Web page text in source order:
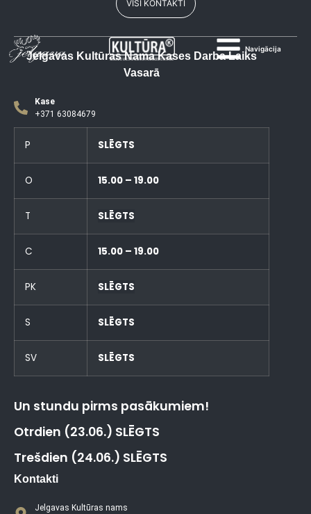
Navigācija
VISI KONTAKTI
Jelgavas Kultūras Nama Kases Darba Laiks
Vasarā
Kase
+371 63084679
P SLĒGTS
O 15.00 – 19.00
T SLĒGTS
C 15.00 – 19.00
PK SLĒGTS
S SLĒGTS
SV SLĒGTS
Un stundu pirms pasākumiem!
Otrdien (23.06.) SLĒGTS
Trešdien (24.06.) SLĒGTS
Kontakti
Jelgavas Kultūras nams